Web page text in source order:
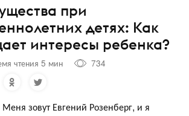
при
детях: Как
интересы ребенка?
чтения 5 мин
734
зовут Евгений Розенберг, и я